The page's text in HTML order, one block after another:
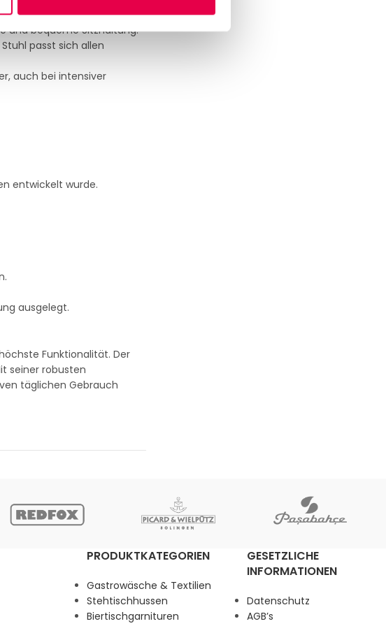
und bequeme Sitzhaltung.
passt sich allen
auch bei intensiver
entwickelt wurde.
ausgelegt.
Funktionalität. Der
seiner robusten
täglichen Gebrauch
PRODUKTKATEGORIEN
Gastrowäsche & Textilien
Stehtischhussen
Biertischgarnituren
GESETZLICHE
INFORMATIONEN
Datenschutz
AGB’s